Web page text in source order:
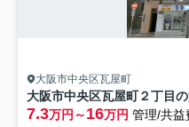
大阪市中央区瓦屋町
大阪市中央区瓦屋町２丁目
7.3万円～16万円 管理/共益